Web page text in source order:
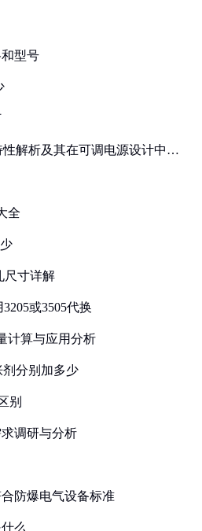
型号
性解析及其在可调电源设计中的
全
尺寸详解
或3505代换
计算与应用分析
剂分别加多少
别
调研与分析
防爆电气设备标准
么